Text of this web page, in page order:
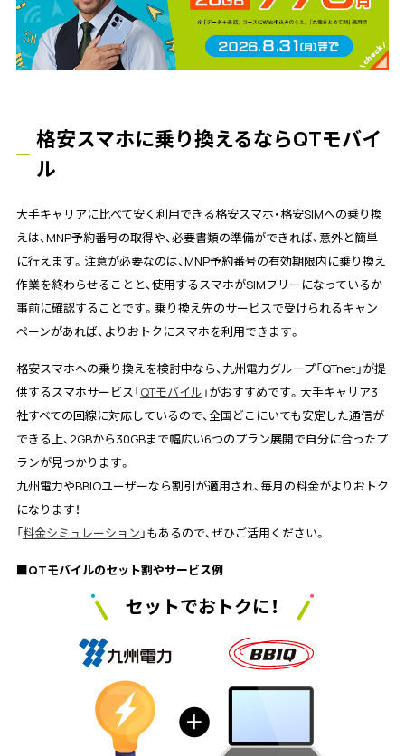
格安スマホに乗り換えるならQTモバイ
ル
大手キャリアに比べて安く利用できる格安スマホ・格安SIMへの乗り換
えは、MNP予約番号の取得や、必要書類の準備ができれば、意外と簡単
に行えます。注意が必要なのは、MNP予約番号の有効期限内に乗り換え
作業を終わらせることと、使用するスマホがSIMフリーになっているか
事前に確認することです。乗り換え先のサービスで受けられるキャン
ペーンがあれば、よりおトクにスマホを利用できます。
格安スマホへの乗り換えを検討中なら、九州電力グループ「QTnet」が提
供するスマホサービス「QTモバイル 」がおすすめです。大手キャリア3
社すべての回線に対応しているので、全国どこにいても安定した通信が
できる上、2GBから30GBまで幅広い6つのプラン展開で自分に合ったプ
ランが見つかります。
九州電力やBBIQユーザーなら割引が適用され、毎月の料金がよりおトク
になります！
「料金シミュレーション 」もあるので、ぜひご活用ください。
■QTモバイルのセット割やサービス例
セットでおトクに！